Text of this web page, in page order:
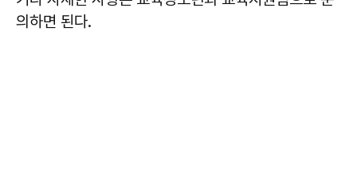
의하면 된다.